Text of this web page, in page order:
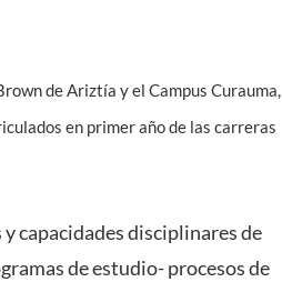
de Ariztía y el Campus Curauma,
en primer año de las carreras
capacidades disciplinares de
de estudio- procesos de